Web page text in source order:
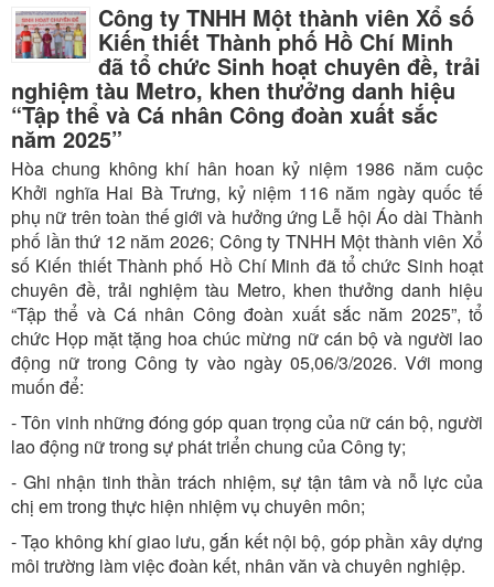
Công ty TNHH Một thành viên Xổ số
Kiến thiết Thành phố Hồ Chí Minh
đã tổ chức Sinh hoạt chuyên đề, trải
nghiệm tàu Metro, khen thưởng danh hiệu
“Tập thể và Cá nhân Công đoàn xuất sắc
năm 2025”
Hòa chung không khí hân hoan kỷ niệm 1986 năm cuộc
Khởi nghĩa Hai Bà Trưng, kỷ niệm 116 năm ngày quốc tế
phụ nữ trên toàn thế giới và hưởng ứng Lễ hội Áo dài Thành
phố lần thứ 12 năm 2026; Công ty TNHH Một thành viên Xổ
số Kiến thiết Thành phố Hồ Chí Minh đã tổ chức Sinh hoạt
chuyên đề, trải nghiệm tàu Metro, khen thưởng danh hiệu
“Tập thể và Cá nhân Công đoàn xuất sắc năm 2025”, tổ
chức Họp mặt tặng hoa chúc mừng nữ cán bộ và người lao
động nữ trong Công ty vào ngày 05,06/3/2026. Với mong
muốn để:
- Tôn vinh những đóng góp quan trọng của nữ cán bộ, người
lao động nữ trong sự phát triển chung của Công ty;
- Ghi nhận tinh thần trách nhiệm, sự tận tâm và nỗ lực của
chị em trong thực hiện nhiệm vụ chuyên môn;
- Tạo không khí giao lưu, gắn kết nội bộ, góp phần xây dựng
môi trường làm việc đoàn kết, nhân văn và chuyên nghiệp.